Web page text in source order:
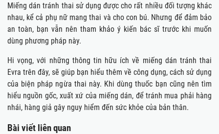
Miếng dán tránh thai sử dụng được cho rất nhiều đối tượng khác
nhau, kể cả phụ nữ mang thai và cho con bú. Nhưng để đảm bảo
an toàn, bạn vẫn nên tham khảo ý kiến bác sĩ trước khi muốn
dùng phương pháp này.
Hi vọng, với những thông tin hữu ích về miếng dán tránh thai
Evra trên đây, sẽ giúp bạn hiểu thêm về công dụng, cách sử dụng
của biện pháp ngừa thai này. Khi dùng thuốc bạn cũng nên tìm
hiểu nguồn gốc, xuất xứ của miếng dán, để tránh mua phải hàng
nhái, hàng giả gây nguy hiểm đến sức khỏe của bản thân.
Bài viết liên quan